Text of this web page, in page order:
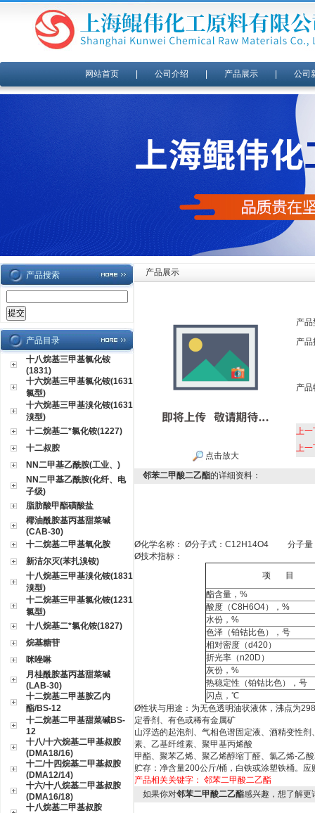
网站首页| 公司介绍 产品展示| 公司
产品搜索
产品目录
十八烷基三甲基氯化铵
(1831)
十六烷基三甲基氯化铵(1631
氯型)
十六烷基三甲基溴化铵(1631
溴型)
十二烷基二*氯化铵(1227)
十二叔胺
NN二甲基乙酰胺(工业、)
NN二甲基乙酰胺(化纤、电
子级)
脂肪酸甲酯磺酸盐
椰油酰胺基丙基甜菜碱
(CAB-30)
十二烷基二甲基氧化胺
新洁尔灭(苯扎溴铵)
十八烷基三甲基溴化铵(1831
溴型)
十二烷基三甲基氯化铵(1231
氯型)
十八烷基二*氯化铵(1827)
烷基糖苷
咪唑啉
月桂酰胺基丙基甜菜碱
(LAB-30)
十二烷基二甲基胺乙内
酯/BS-12
十二烷基二甲基甜菜碱BS-
12
十八/十六烷基二甲基叔胺
(DMA18/16)
十二/十四烷基二甲基叔胺
(DMA12/14)
十六/十八烷基二甲基叔胺
(DMA16/18)
十八烷基二甲基叔胺
产品展示
点击放大
产品
产品
产品
上一
上一
邻苯二甲酸二乙酯的详细资料：
Ø化学名称： Ø分子式： C12H14O4 分子量
Ø技术指标：
项
目
酯含量， %
酸度（C8H6O4）， %
水份， %
色泽（铂钴比色），号
相对密度（d420）
折光率 （n20D）
灰份， %
热稳定性（铂钴比色），号
闪点，℃
Ø性状与用途：为无色透明油状液体，沸点为298
定香剂、有色或稀有金属矿
山浮选的起泡剂、气相色谱固定液、酒精变性
素、乙基纤维素、聚甲基丙烯酸
甲酯、聚苯乙烯、聚乙烯醇缩丁醛、氯乙烯-乙
贮存：净含量200公斤/桶，白铁或涂塑铁桶。
产品相关关键字： 邻苯二甲酸二乙酯
如果你对邻苯二甲酸二乙酯感兴趣，想了解更